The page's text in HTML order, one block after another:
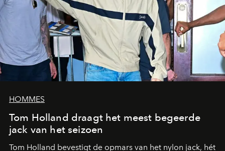
HOMMES
Tom Holland draagt het meest begeerde
jack van het seizoen
Tom Holland bevestigt de opmars van het nylon jack, hét